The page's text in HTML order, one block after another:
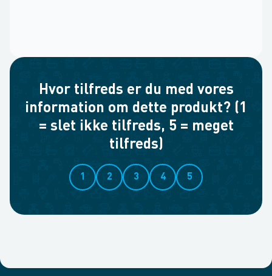
Hvor tilfreds er du med vores
information om dette produkt? (1
= slet ikke tilfreds, 5 = meget
tilfreds)
1 2 3 4 5